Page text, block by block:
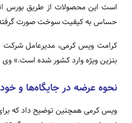
است این محصولات از طریق بورس
حساس به کیفیت سوخت صورت
کرامت ویس کرمی، مدیرعامل شرکت
بنزین ویژه وارد کشور شده است.» وی
نحوه عرضه در جایگاه‌ها و
ویس کرمی همچنین توضیح داد که